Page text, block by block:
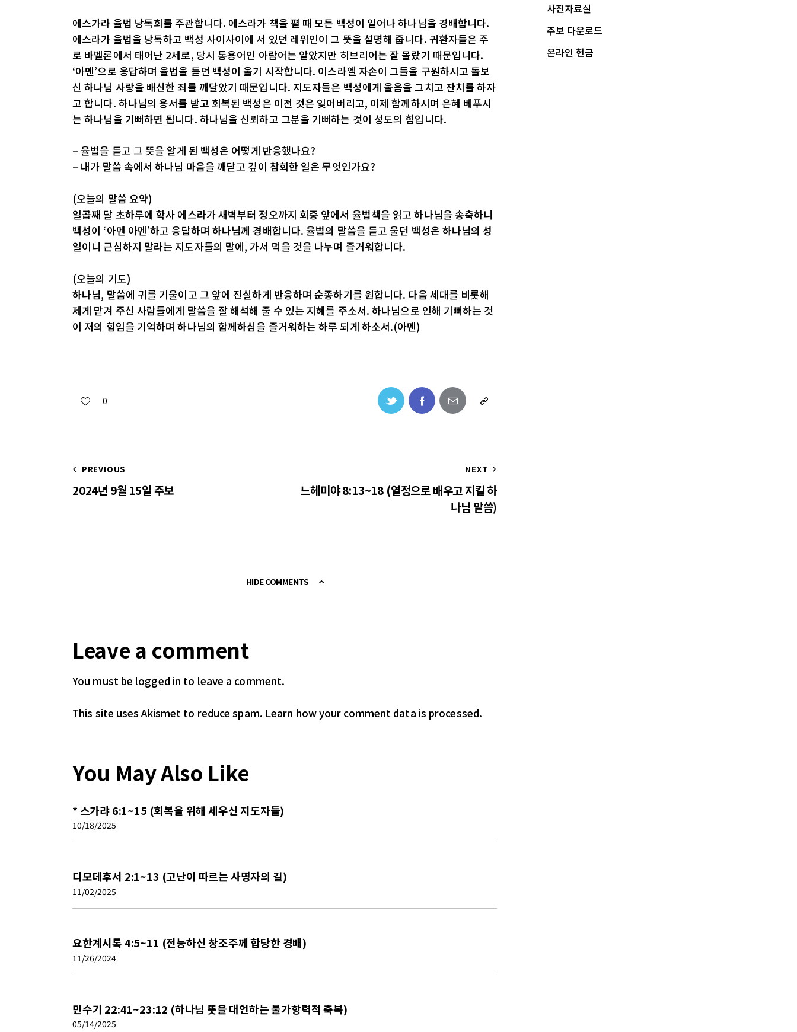
에스가라 율법 낭독회를 주관합니다. 에스라가 책을 펼 때 모든 백성이 일어나 하나님을 경배합니다.
에스라가 율법을 낭독하고 백성 사이사이에 서 있던 레위인이 그 뜻을 설명해 줍니다. 귀환자들은 주
로 바벨론에서 태어난 2세로, 당시 통용어인 아람어는 알았지만 히브리어는 잘 몰랐기 때문입니다.
‘아멘’으로 응답하며 율법을 듣던 백성이 울기 시작합니다. 이스라엘 자손이 그들을 구원하시고 돌보
신 하나님 사랑을 배신한 죄를 깨달았기 때문입니다. 지도자들은 백성에게 울음을 그치고 잔치를 하자
고 합니다. 하나님의 용서를 받고 회복된 백성은 이전 것은 잊어버리고, 이제 함께하시며 은혜 베푸시
는 하나님을 기뻐하면 됩니다. 하나님을 신뢰하고 그분을 기뻐하는 것이 성도의 힘입니다.
– 율법을 듣고 그 뜻을 알게 된 백성은 어떻게 반응했나요?
– 내가 말씀 속에서 하나님 마음을 깨닫고 깊이 참회한 일은 무엇인가요?
(오늘의 말씀 요약)
일곱째 달 초하루에 학사 에스라가 새벽부터 정오까지 회중 앞에서 율법책을 읽고 하나님을 송축하니
백성이 ‘아멘 아멘’하고 응답하며 하나님께 경배합니다. 율법의 말씀을 듣고 울던 백성은 하나님의 성
일이니 근심하지 말라는 지도자들의 말에, 가서 먹을 것을 나누며 즐거워합니다.
(오늘의 기도)
하나님, 말씀에 귀를 기울이고 그 앞에 진실하게 반응하며 순종하기를 원합니다. 다음 세대를 비롯해
제게 맡겨 주신 사람들에게 말씀을 잘 해석해 줄 수 있는 지혜를 주소서. 하나님으로 인해 기뻐하는 것
이 저의 힘임을 기억하며 하나님의 함께하심을 즐거워하는 하루 되게 하소서.(아멘)
0
PREVIOUS
2024년 9월 15일 주보
NEXT
느헤미야 8:13~18 (열정으로 배우고 지킬 하
나님 말씀)
HIDE COMMENTS
Leave a comment
You must be logged in to leave a comment.
This site uses Akismet to reduce spam. Learn how your comment data is processed.
You May Also Like
* 스가랴 6:1~15 (회복을 위해 세우신 지도자들)
10/18/2025
디모데후서 2:1~13 (고난이 따르는 사명자의 길)
11/02/2025
요한계시록 4:5~11 (전능하신 창조주께 합당한 경배)
11/26/2024
민수기 22:41~23:12 (하나님 뜻을 대언하는 불가항력적 축복)
05/14/2025
사진자료실
주보 다운로드
온라인 헌금